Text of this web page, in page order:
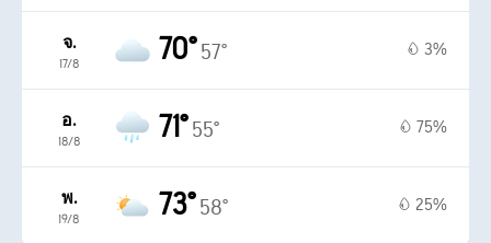
จ.
17/8 70° 57° 3%
อ.
18/8 71° 55° 75%
พ.
19/8 73° 58° 25%